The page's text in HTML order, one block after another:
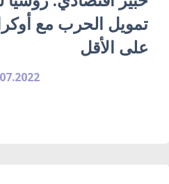
تمويل الحرب مع
على الأقل